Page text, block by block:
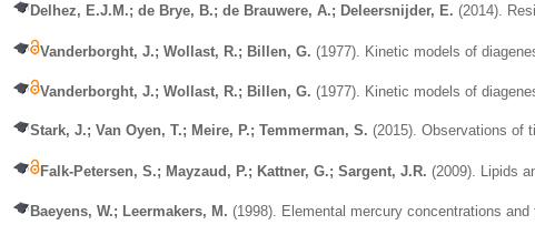
Delhez, E.J.M.; de Brye, B.; de Brauwere, A.; Deleersnijder, E. (2014).
Vanderborght, J.; Wollast, R.; Billen, G. (1977). Kinetic models of
Vanderborght, J.; Wollast, R.; Billen, G. (1977). Kinetic models of
Stark, J.; Van Oyen, T.; Meire, P.; Temmerman, S. (2015). Observations of
Falk-Petersen, S.; Mayzaud, P.; Kattner, G.; Sargent, J.R. (2009). Lipids
Baeyens, W.; Leermakers, M. (1998). Elemental mercury concentrations